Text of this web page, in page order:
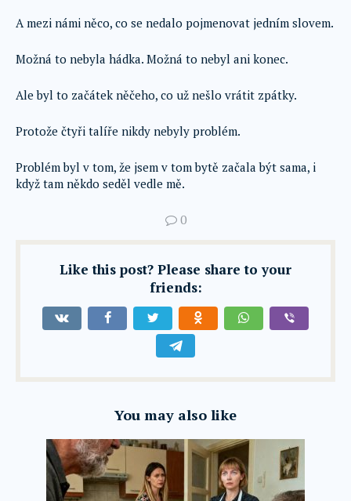
A mezi námi něco, co se nedalo pojmenovat jedním slovem.
Možná to nebyla hádka. Možná to nebyl ani konec.
Ale byl to začátek něčeho, co už nešlo vrátit zpátky.
Protože čtyři talíře nikdy nebyly problém.
Problém byl v tom, že jsem v tom bytě začala být sama, i
když tam někdo seděl vedle mě.
0
Like this post? Please share to your
friends:
You may also like